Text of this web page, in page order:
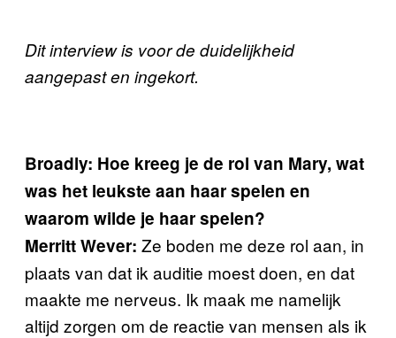
Dit interview is voor de duidelijkheid
aangepast en ingekort.
Broadly: Hoe kreeg je de rol van Mary, wat
was het leukste aan haar spelen en
waarom wilde je haar spelen?
Merritt Wever: Ze boden me deze rol aan, in
plaats van dat ik auditie moest doen, en dat
maakte me nerveus. Ik maak me namelijk
altijd zorgen om de reactie van mensen als ik